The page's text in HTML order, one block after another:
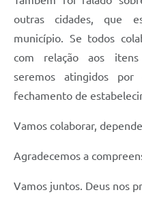
outras cidades, que
município. Se todos
com relação aos itens
seremos atingidos por
fechamento de
Vamos colaborar,
Agradecemos a
Vamos juntos. Deus nos